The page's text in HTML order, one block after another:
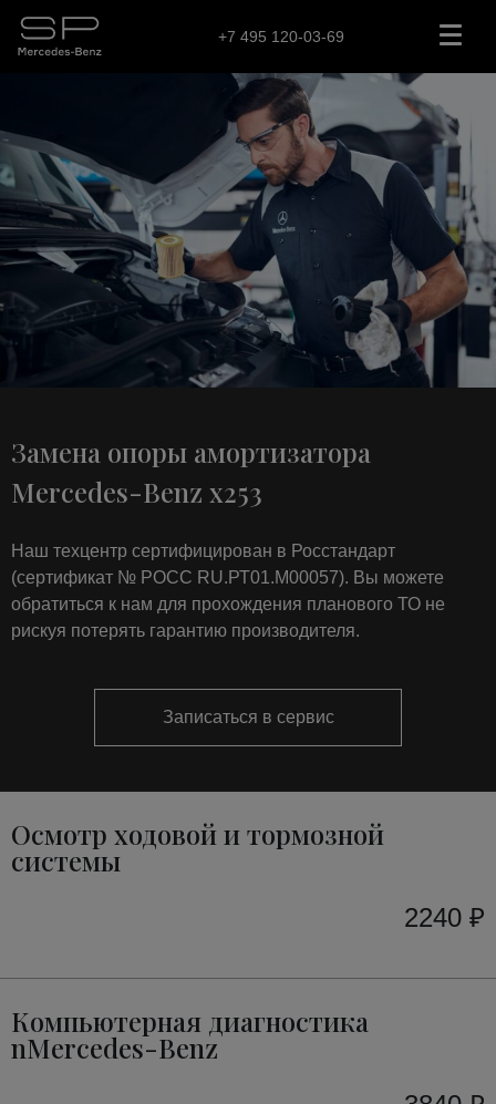
+7 495 120-03-69
Замена опоры амортизатора
Mercedes-Benz x253
Наш техцентр сертифицирован в Росстандарт
(сертификат № РОСС RU.РТ01.М00057). Вы можете
обратиться к нам для прохождения планового ТО не
рискуя потерять гарантию производителя.
Записаться в сервис
Осмотр ходовой и тормозной
системы
2240 ₽
Компьютерная диагностика
nMercedes-Benz